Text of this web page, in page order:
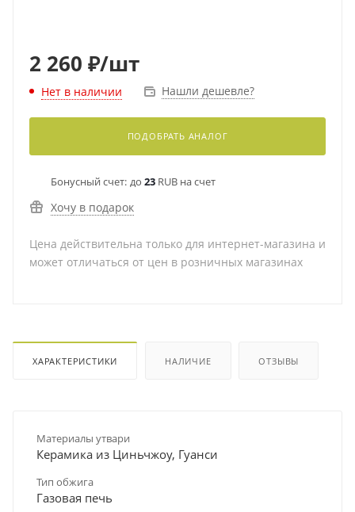
2 260 ₽/шт
Нет в наличии Нашли дешевле?
ПОДОБРАТЬ АНАЛОГ
Бонусный счет: до 23 RUB на счет
Хочу в подарок
Цена действительна только для интернет-магазина и
может отличаться от цен в розничных магазинах
ХАРАКТЕРИСТИКИ НАЛИЧИЕ ОТЗЫВЫ
Материалы утвари
Керамика из Циньчжоу, Гуанси
Тип обжига
Газовая печь